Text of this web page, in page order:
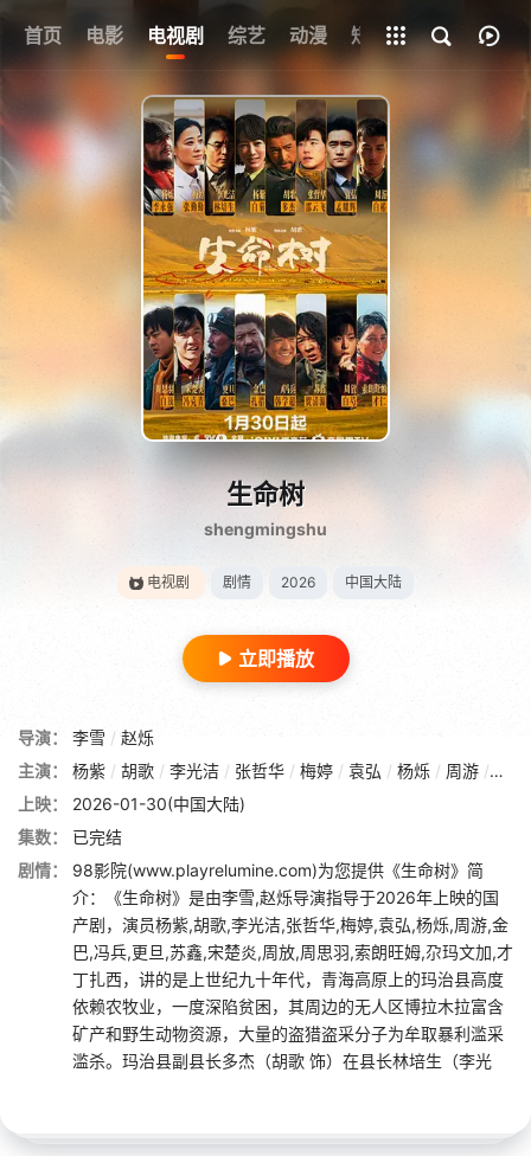
首页 电影 电视剧 综艺 动漫 短剧
全部影片
生命树
shengmingshu
电视剧 剧情 2026 中国大陆
立即播放
导演： 李雪 / 赵烁
主演：
杨紫 / 胡歌 / 李光洁 / 张哲华 / 梅婷 / 袁弘 / 杨烁 / 周游 / 金巴
上映：
2026-01-30(中国大陆)
集数：
已完结
剧情：
98影院(www.playrelumine.com)为您提供《生命树》简
介：《生命树》是由李雪,赵烁导演指导于2026年上映的国
产剧，演员杨紫,胡歌,李光洁,张哲华,梅婷,袁弘,杨烁,周游,金
巴,冯兵,更旦,苏鑫,宋楚炎,周放,周思羽,索朗旺姆,尕玛文加,才
丁扎西，讲的是上世纪九十年代，青海高原上的玛治县高度
依赖农牧业，一度深陷贫困，其周边的无人区博拉木拉富含
矿产和野生动物资源，大量的盗猎盗采分子为牟取暴利滥采
滥杀。玛治县副县长多杰（胡歌 饰）在县长林培生（李光